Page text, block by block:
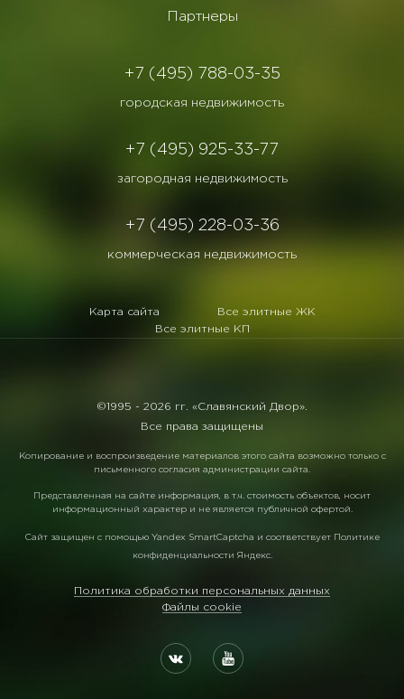
Партнеры
+7 (495) 788-03-35
городская недвижимость
+7 (495) 925-33-77
загородная недвижимость
+7 (495) 228-03-36
коммерческая недвижимость
Карта сайта
Все элитные ЖК
Все элитные КП
©1995 - 2026 гг. «Славянский Двор».
Все права защищены
Копирование и воспроизведение материалов этого сайта возможно только с
письменного согласия администрации сайта.
Представленная на сайте информация, в т.ч. стоимость объектов, носит
информационный характер и не является публичной офертой.
Сайт защищен с помощью Yandex SmartCaptcha и соответствует Политике
конфиденциальности Яндекс.
Политика обработки персональных данных
Файлы cookie